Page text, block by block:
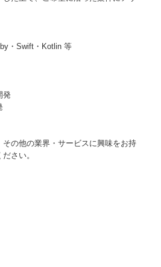
・Swift・Kotlin 等
発
の他の業界・サービスに興味をお持
さい。